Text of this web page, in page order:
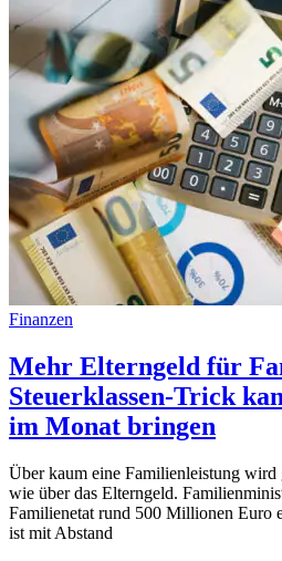
Finanzen
Mehr Elterngeld für
Steuerklassen-Trick
im Monat bringen
Über kaum eine Familienleistung wird
wie über das Elterngeld.
Familienetat rund 500 Millionen Euro
ist mit Abstand